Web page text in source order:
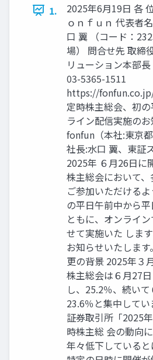
1.
2025年6月19日 各
ｏｎｆｕｎ 代表者
口 翼 （コード：
場） 問合せ先 取締
リューション本部
03-5365-1511
https://
定時株主総会、初
ライン配信実施の
fonfun（本社:東京
社長:水口 翼、東証
2025年 ６月26日に
株主総会において
ご参加いただける
の平日午前中から
ともに、オンライ
せて実施いた しま
お知らせいたしま
更の背景 2025年３
株主総会は６月27
し、25.2％、続い
23.6％と集中して
証券取引所「2025
時株主総 会の動向
年々低下している